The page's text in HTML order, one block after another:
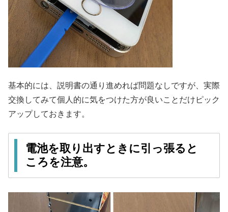
基本的には、説明書の通り進めれば問題なしですが、実際
交換してみて個人的に気をつけた方が良いことだけピック
アップしておきます。
電池を取り出すときに引っ張ると
ころを注意。